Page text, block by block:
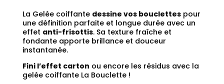
La Gelée coiffante dessine vos bouclettespour
une définition parfaite et longue durée avec un
effet anti-frisottis. Sa texture fraîche et
fondante apporte brillance et douceur
instantanée.
Fini l’effet carton ou encore les résidus avec la
gelée coiffante La Bouclette !